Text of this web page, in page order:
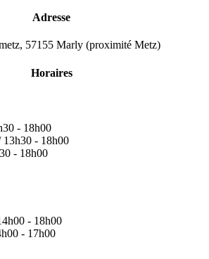
Adresse
57155 Marly (proximité Metz)
Horaires
- 18h00
- 18h00
- 18h00
- 18h00
- 17h00